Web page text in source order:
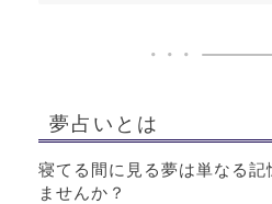
夢占いとは
寝てる間に見る夢は単なる
ませんか？